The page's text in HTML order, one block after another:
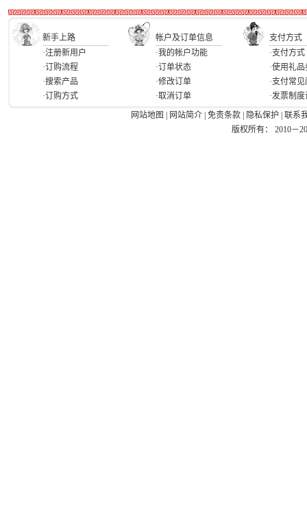
新手上路 帐户及订单信息
支付方式
·注册新用户
·订购流程
·搜索产品
·订购方式
·我的帐户功能
·订单状态
·修改订单
·取消订单
·支付方式
·使用礼品
·支付常
·发票制
网站地图
网站简介 免责条款 隐私保护
联系
版权所有： 2010－